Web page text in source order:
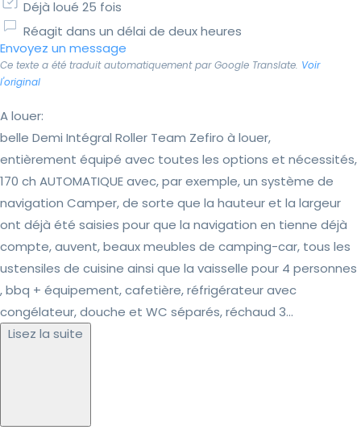
Déjà loué 25 fois
Réagit dans un délai de deux heures
Envoyez un message
Ce texte a été traduit automatiquement par Google Translate. Voir
l'original
A louer:
belle Demi Intégral Roller Team Zefiro à louer,
entièrement équipé avec toutes les options et nécessités,
170 ch AUTOMATIQUE avec, par exemple, un système de
navigation Camper, de sorte que la hauteur et la largeur
ont déjà été saisies pour que la navigation en tienne déjà
compte, auvent, beaux meubles de camping-car, tous les
ustensiles de cuisine ainsi que la vaisselle pour 4 personnes
, bbq + équipement, cafetière, réfrigérateur avec
congélateur, douche et WC séparés, réchaud 3...
Lisez la suite